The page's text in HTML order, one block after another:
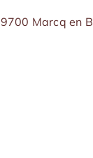
Marcq en